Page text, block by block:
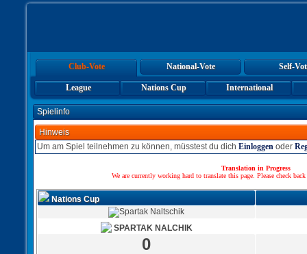
Club-Vote National-Vote Self-
League Nations Cup International
Spielinfo
Hinweis
Um am Spiel teilnehmen zu können, müsstest du dich Einloggen oder
Translation in Progress
We are currently working hard to translate this page. Please check
Nations Cup
SPARTAK NALCHIK
0